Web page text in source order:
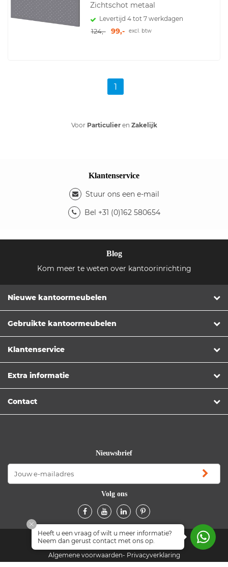
Zichtschot metaal
Levertijd 4 tot 7 werkdagen
124,- 99,- excl. btw
1
Voor Particulier en Zakelijk
Klantenservice
Stuur ons een e-mail
Bel +31 (0)162 580654
Blog
Kom meer te weten over kantoorinrichting
Nieuwe kantoormeubelen
Gebruikte kantoormeubelen
Klantenservice
Extra informatie
Contact
Nieuwsbrief
Volg ons
© Copyright 2026 Officetopper
Algemene voorwaarden
Privacyverklaring
Heeft u een vraag of wilt u meer informatie?
Neem dan gerust contact met ons op.